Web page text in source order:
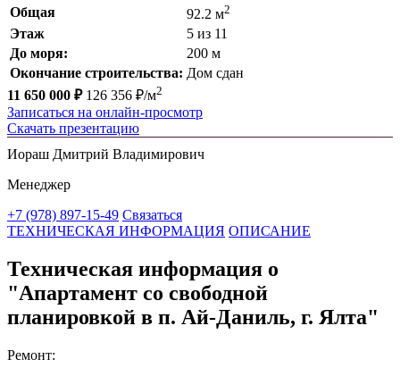
Общая
92.2 м2
Этаж
5 из 11
До моря:
200 м
Окончание строительства: Дом сдан
11 650 000 ₽ 126 356 ₽/м2
Записаться на онлайн-просмотр
Скачать презентацию
Иораш Дмитрий Владимирович
Менеджер
+7 (978) 897-15-49 Связаться
ТЕХНИЧЕСКАЯ ИНФОРМАЦИЯ ОПИСАНИЕ
Техническая информация о
"Апартамент со свободной
планировкой в п. Ай-Даниль, г. Ялта"
Ремонт: